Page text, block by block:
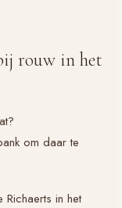
rouw in het
om daar te
in het